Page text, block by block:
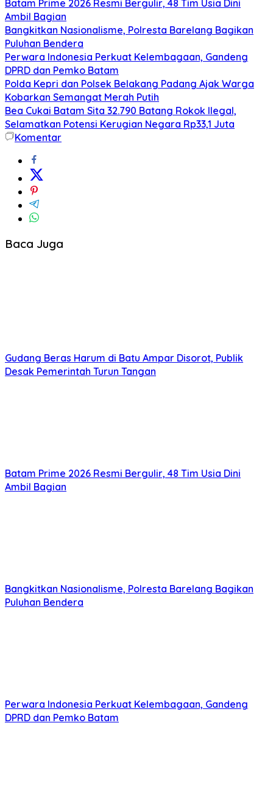
Batam Prime 2026 Resmi Bergulir, 48 Tim Usia Dini
Ambil Bagian
Bangkitkan Nasionalisme, Polresta Barelang Bagikan
Puluhan Bendera
Perwara Indonesia Perkuat Kelembagaan, Gandeng
DPRD dan Pemko Batam
Polda Kepri dan Polsek Belakang Padang Ajak Warga
Kobarkan Semangat Merah Putih
Bea Cukai Batam Sita 32.790 Batang Rokok Ilegal,
Selamatkan Potensi Kerugian Negara Rp33,1 Juta
Komentar
Baca Juga
Gudang Beras Harum di Batu Ampar Disorot, Publik
Desak Pemerintah Turun Tangan
Batam Prime 2026 Resmi Bergulir, 48 Tim Usia Dini
Ambil Bagian
Bangkitkan Nasionalisme, Polresta Barelang Bagikan
Puluhan Bendera
Perwara Indonesia Perkuat Kelembagaan, Gandeng
DPRD dan Pemko Batam